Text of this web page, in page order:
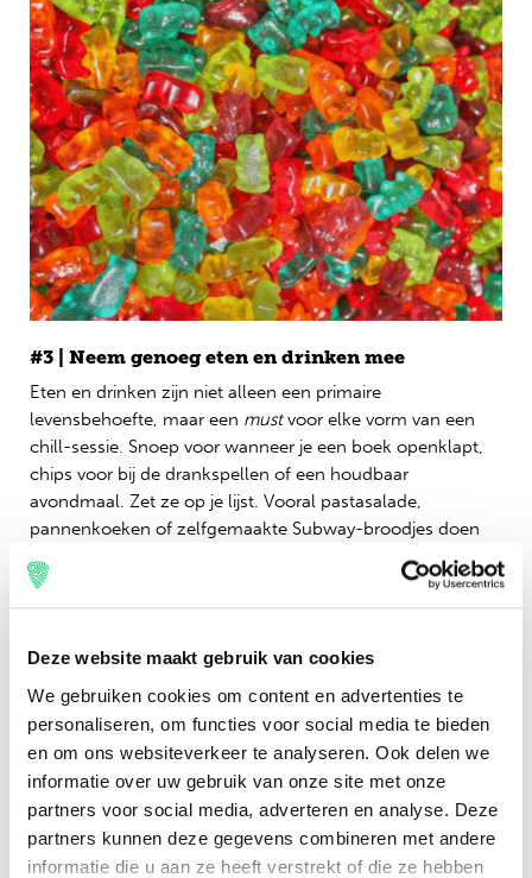
Deze website maakt gebruik van cookies
We gebruiken cookies om content en advertenties te
personaliseren, om functies voor social media te bieden
en om ons websiteverkeer te analyseren. Ook delen we
informatie over uw gebruik van onze site met onze
partners voor social media, adverteren en analyse. Deze
partners kunnen deze gegevens combineren met andere
informatie die u aan ze heeft verstrekt of die ze hebben
#3 | Neem genoeg eten en drinken mee
Eten en drinken zijn niet alleen een primaire
levensbehoefte, maar een mustvoor elke vorm van een
chill-sessie. Snoep voor wanneer je een boek openklapt,
chips voor bij de drankspellen of een houdbaar
avondmaal. Zet ze op je lijst. Vooral pastasalade,
pannenkoeken of zelfgemaakte Subway-broodjes doen
het enorm goed. Het wil rond etenstijd namelijk nog best
druk worden bij de bar- en bistrowagon. Iets achter de
hand houden kan dus geen kwaad. Ook iets welke elke
om te delen, een appeltje tegen de dorst.Yaassss!